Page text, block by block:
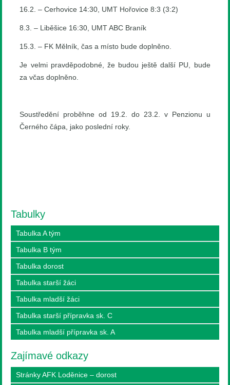
16.2. – Cerhovice 14:30, UMT Hořovice 8:3 (3:2)
8.3. – Liběšice 16:30, UMT ABC Braník
15.3. – FK Mělník, čas a místo bude doplněno.
Je velmi pravděpodobné, že budou ještě další PU, bude
za včas doplněno.
Soustředění proběhne od 19.2. do 23.2. v Penzionu u
Černého čápa, jako poslední roky.
Tabulky
Tabulka A tým
Tabulka B tým
Tabulka dorost
Tabulka starší žáci
Tabulka mladší žáci
Tabulka starší přípravka sk. C
Tabulka mladší přípravka sk. A
Zajímavé odkazy
Stránky AFK Loděnice – dorost